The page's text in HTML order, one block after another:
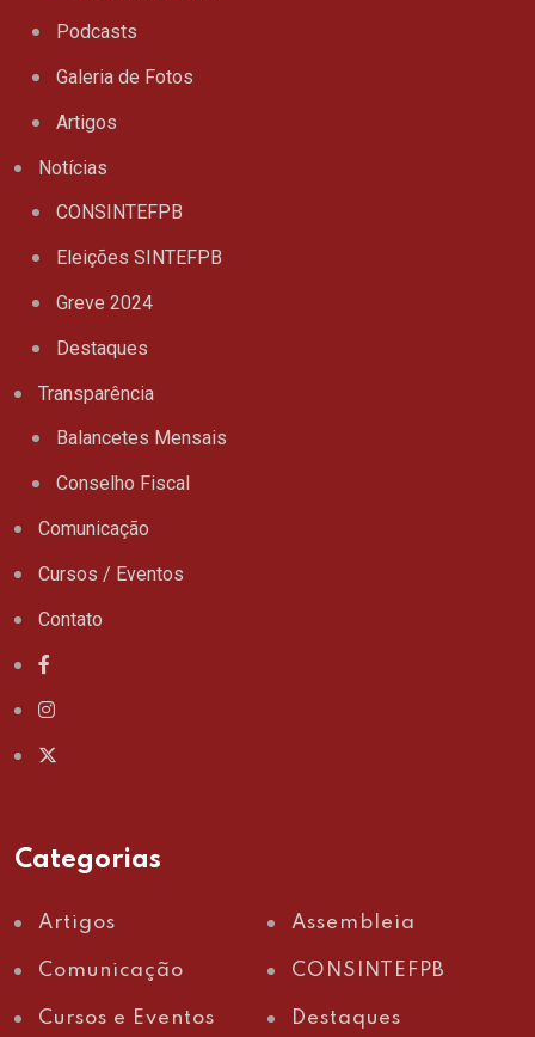
Podcasts
Galeria de Fotos
Artigos
Notícias
CONSINTEFPB
Eleições SINTEFPB
Greve 2024
Destaques
Transparência
Balancetes Mensais
Conselho Fiscal
Comunicação
Cursos / Eventos
Contato
Categorias
Artigos Assembleia
Comunicação CONSINTEFPB
Cursos e Eventos Destaques